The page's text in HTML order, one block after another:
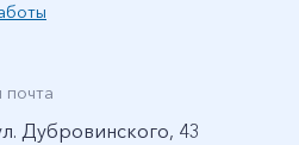
почта
Дубровинского, 43